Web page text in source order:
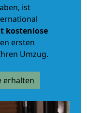
ist
kostenlose
ersten
Umzug.
erhalten